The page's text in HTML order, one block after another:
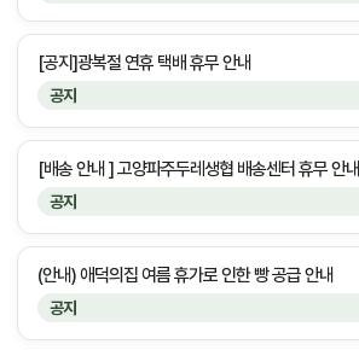
공지
[공지]광복절 연휴 택배 휴무 안내
공지
[배송 안내 ] 고양파주두레생협 배송센터 휴무 안내
공지
(안내) 애덕의집 여름 휴가로 인한 빵 공급 안내